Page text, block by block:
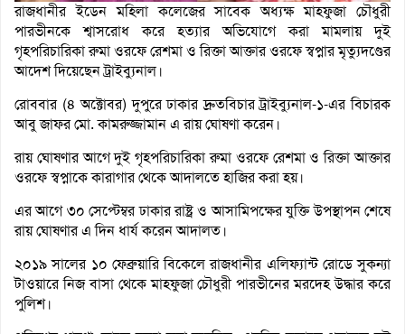
রাজধানীর ইডেন মহিলা কলেজের সাবেক অধ্যক্ষ মাহফুজা চৌধুরী
পারভীনকে শ্বাসরোধ করে হত্যার অভিযোগে করা মামলায় দুই
গৃহপরিচারিকা রুমা ওরফে রেশমা ও রিক্তা আক্তার ওরফে স্বপ্নার মৃত্যুদণ্ডের
আদেশ দিয়েছেন ট্রাইব্যুনাল।
রোববার (৪ অক্টোবর) দুপুরে ঢাকার দ্রুতবিচার ট্রাইব্যুনাল-১-এর বিচারক
আবু জাফর মো. কামরুজ্জামান এ রায় ঘোষণা করেন।
রায় ঘোষণার আগে দুই গৃহপরিচারিকা রুমা ওরফে রেশমা ও রিক্তা আক্তার
ওরফে স্বপ্নাকে কারাগার থেকে আদালতে হাজির করা হয়।
এর আগে ৩০ সেপ্টেম্বর ঢাকার রাষ্ট্র ও আসামিপক্ষের যুক্তি উপস্থাপন শেষে
রায় ঘোষণার এ দিন ধার্য করেন আদালত।
২০১৯ সালের ১০ ফেব্রুয়ারি বিকেলে রাজধানীর এলিফ্যান্ট রোডে সুকন্যা
টাওয়ারে নিজ বাসা থেকে মাহফুজা চৌধুরী পারভীনের মরদেহ উদ্ধার করে
পুলিশ।